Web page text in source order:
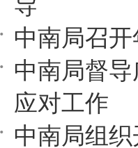
中南局召
中南局督
应对工作
中南局组